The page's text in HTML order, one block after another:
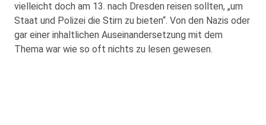
vielleicht doch am 13. nach Dresden reisen sollten, „um
Staat und Polizei die Stirn zu bieten“. Von den Nazis oder
gar einer inhaltlichen Auseinandersetzung mit dem
Thema war wie so oft nichts zu lesen gewesen.